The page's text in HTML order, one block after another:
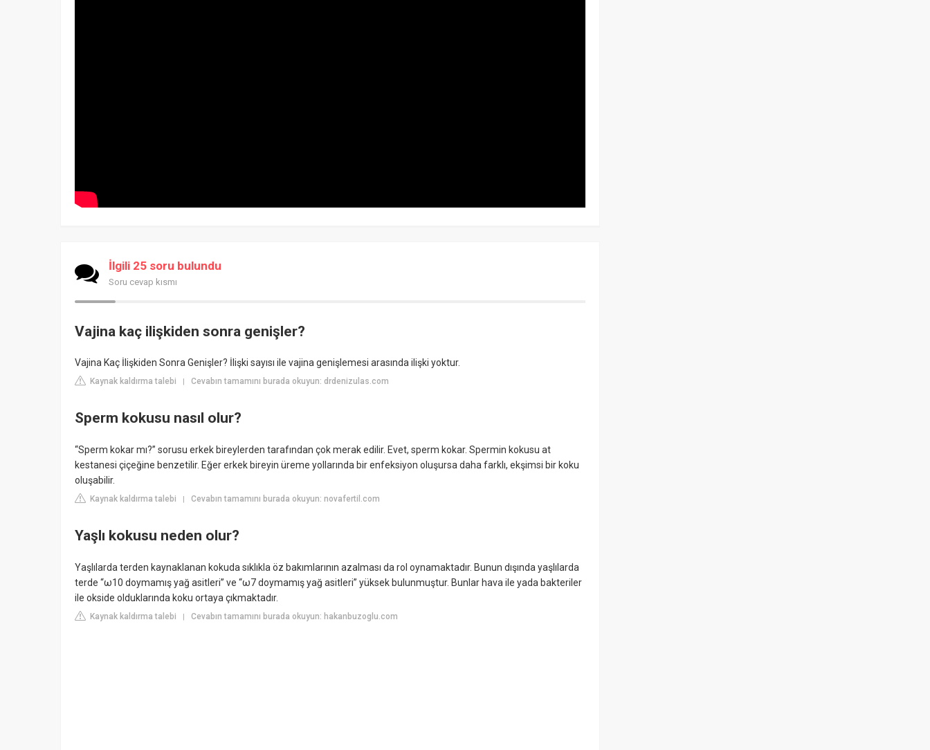
İlgili 25 soru bulundu
Soru cevap kısmı
Vajina kaç ilişkiden sonra genişler?
Vajina Kaç İlişkiden Sonra Genişler? İlişki sayısı ile vajina genişlemesi arasında ilişki yoktur.
Kaynak kaldırma talebi | Cevabın tamamını burada okuyun: drdenizulas.com
Sperm kokusu nasıl olur?
“Sperm kokar mı?” sorusu erkek bireylerden tarafından çok merak edilir. Evet, sperm kokar. Spermin kokusu at
kestanesi çiçeğine benzetilir. Eğer erkek bireyin üreme yollarında bir enfeksiyon oluşursa daha farklı, ekşimsi bir koku
oluşabilir.
Kaynak kaldırma talebi | Cevabın tamamını burada okuyun: novafertil.com
Yaşlı kokusu neden olur?
Yaşlılarda terden kaynaklanan kokuda sıklıkla öz bakımlarının azalması da rol oynamaktadır. Bunun dışında yaşlılarda
terde “ω10 doymamış yağ asitleri” ve “ω7 doymamış yağ asitleri” yüksek bulunmuştur. Bunlar hava ile yada bakteriler
ile okside olduklarında koku ortaya çıkmaktadır.
Kaynak kaldırma talebi | Cevabın tamamını burada okuyun: hakanbuzoglu.com